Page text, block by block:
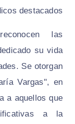
destacados.
las
su vida
Se otorgan
Vargas", en
a aquellos que
a la